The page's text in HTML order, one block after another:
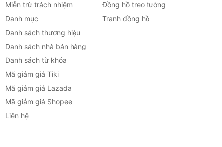
Miễn trừ trách nhiệm
Danh mục
Danh sách thương hiệu
Danh sách nhà bán hàng
Danh sách từ khóa
Mã giảm giá Tiki
Mã giảm giá Lazada
Mã giảm giá Shopee
Liên hệ
Đồng hồ treo tường
Tranh đồng hồ